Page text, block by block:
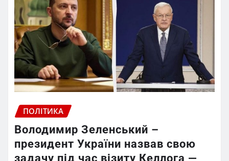
ПОЛІТИКА
Володимир Зеленський –
президент України назвав свою
задачу під час візиту Келлога —